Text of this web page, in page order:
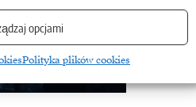
opcjami
Polityka plików cookies